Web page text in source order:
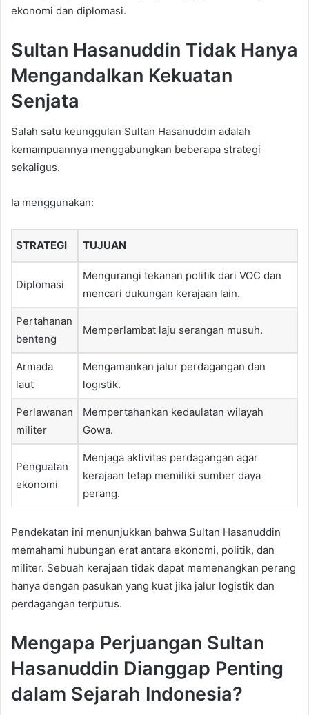
ekonomi dan diplomasi.
Sultan Hasanuddin Tidak Hanya
Mengandalkan Kekuatan
Senjata
Salah satu keunggulan Sultan Hasanuddin adalah
kemampuannya menggabungkan beberapa strategi
sekaligus.
Ia menggunakan:
STRATEGI TUJUAN
Diplomasi
Mengurangi tekanan politik dari VOC dan
mencari dukungan kerajaan lain.
Pertahanan
benteng
Memperlambat laju serangan musuh.
Armada
laut
Mengamankan jalur perdagangan dan
logistik.
Perlawanan
militer
Mempertahankan kedaulatan wilayah
Gowa.
Penguatan
ekonomi
Menjaga aktivitas perdagangan agar
kerajaan tetap memiliki sumber daya
perang.
Pendekatan ini menunjukkan bahwa Sultan Hasanuddin
memahami hubungan erat antara ekonomi, politik, dan
militer. Sebuah kerajaan tidak dapat memenangkan perang
hanya dengan pasukan yang kuat jika jalur logistik dan
perdagangan terputus.
Mengapa Perjuangan Sultan
Hasanuddin Dianggap Penting
dalam Sejarah Indonesia?